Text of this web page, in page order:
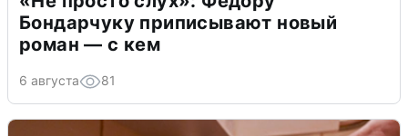
Бондарчуку приписывают новый
роман — с кем
6 августа 81